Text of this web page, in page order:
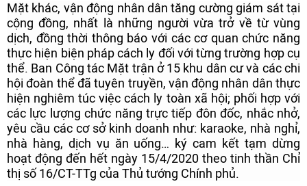
Mặt khác, vận động nhân dân tăng cường giám sát tại
cộng đồng, nhất là những người vừa trở về từ vùng
dịch, đồng thời thông báo với các cơ quan chức năng
thực hiện biện pháp cách ly đối với từng trường hợp cụ
thể. Ban Công tác Mặt trận ở 15 khu dân cư và các chi
hội đoàn thể đã tuyên truyền, vận động nhân dân thực
hiện nghiêm túc việc cách ly toàn xã hội; phối hợp với
các lực lượng chức năng trực tiếp đôn đốc, nhắc nhở,
yêu cầu các cơ sở kinh doanh như: karaoke, nhà nghỉ,
nhà hàng, dịch vụ ăn uống… ký cam kết tạm dừng
hoạt động đến hết ngày 15/4/2020 theo tinh thần Chỉ
thị số 16/CT-TTg của Thủ tướng Chính phủ.